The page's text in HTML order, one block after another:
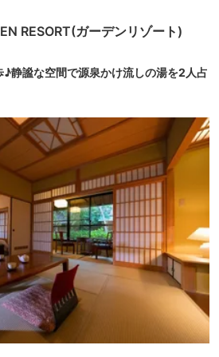
RESORT(ガーデンリゾート)
静謐な空間で源泉かけ流しの湯を2人占